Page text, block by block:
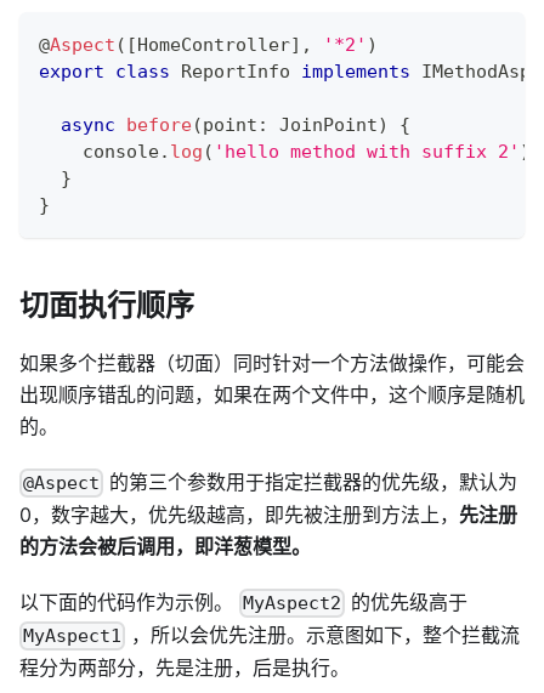
@Aspect ( [HomeController] , '*2' )
export
class ReportInfo implements
async before(point : JoinPoint)
{
console. log ( 'hello method with suffix 2' )
}
}
切面执行顺序
如果多个拦截器（切面）同时针对一个方法做操作，可能会
出现顺序错乱的问题，如果在两个文件中，这个顺序是随机
的。
@Aspect 的第三个参数用于指定拦截器的优先级，默认为
0，数字越大，优先级越高，即先被注册到方法上， 先注册
的方法会被后调用， 即洋葱模型。
以下面的代码作为示例。 MyAspect2 的优先级高于
MyAspect1
，所以会优先注册。示意图如下，整个拦截流
程分为两部分，先是注册，后是执行。